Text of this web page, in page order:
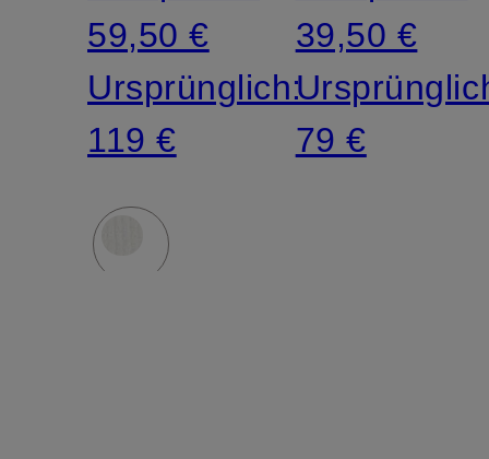
59,50 €
Ursprünglich:
119 €
39,50 €
79 €